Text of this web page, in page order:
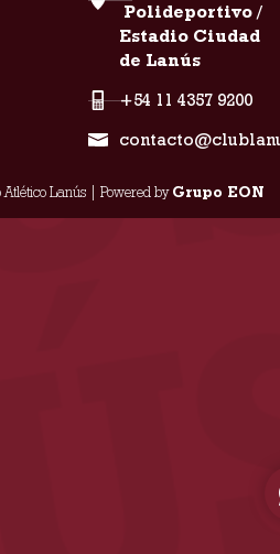
Polideportivo /
Estadio Ciudad
de Lanús
+54 11 4357 9200
Lanús | Powered byGrupo EON